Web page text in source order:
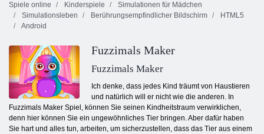
Spiele online
Kinderspiele
Simulationen für Mädchen
Simulationsleben
Berührungsempfindlicher Bildschirm
HTML5
Android
Fuzzimals Maker
Fuzzimals Maker
Ich denke, dass jedes Kind träumt von Haustieren
und natürlich will er nicht wie die anderen. In
Fuzzimals Maker Spiel, können Sie seinen Kindheitstraum verwirklichen,
denn hier können Sie ein ungewöhnliches Tier bringen. Aber dafür haben
Sie hart und alles tun, arbeiten, um sicherzustellen, dass das Tier aus einem